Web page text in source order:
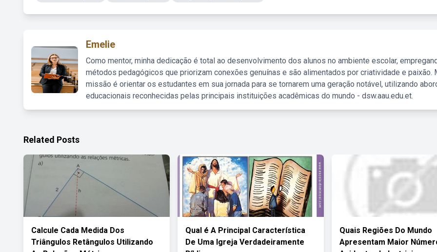
Emelie
Como mentor, minha dedicação é total ao desenvolvimento dos alunos no ambiente escolar,
métodos pedagógicos que priorizam conexões genuínas e são alimentados por criatividade e paixão.
missão é orientar os estudantes em sua jornada para se tornarem uma geração notável, utilizando
educacionais reconhecidas pelas principais instituições acadêmicas do mundo - dsw.aau.edu.et.
Related Posts
Calcule Cada Medida Dos
Triângulos Retângulos Utilizando
Qual é A Principal Característica
De Uma Igreja Verdadeiramente
Quais Regiões Do Mundo
Apresentam Maior